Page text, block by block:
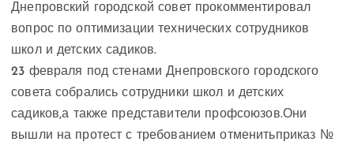
Днепровский городской совет прокомментировал
вопрос по оптимизации технических сотрудников
школ и детских садиков.
23 февраля под стенами Днепровского городского
совета собрались сотрудники школ идетских
садиков,а также представители профсоюзов.Они
вышли на протест с требованием отменитьприказ №